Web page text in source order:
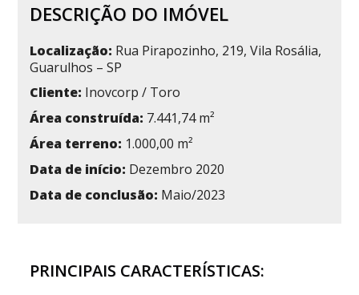
DESCRIÇÃO DO IMÓVEL
Localização: Rua Pirapozinho, 219, Vila Rosália,
Guarulhos – SP
Cliente: Inovcorp / Toro
Área construída: 7.441,74 m²
Área terreno: 1.000,00 m²
Data de início: Dezembro 2020
Data de conclusão: Maio/2023
PRINCIPAIS CARACTERÍSTICAS: